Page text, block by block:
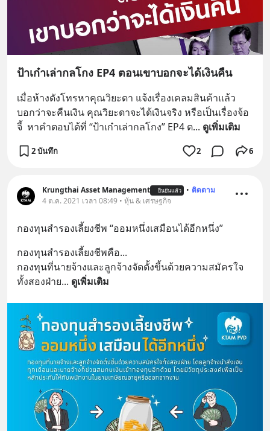
ป้าเก๋าเล่ากลโกง EP4 ตอนเขาบอกจะได้เงินคืน
เมื่อห้างดังโทรหาคุณวิยะดา แจ้งเรื่องเคลมสินค้าแล้ว
บอกว่าจะคืนเงิน คุณวิยะดาจะได้เงินจริง หรือเป็นเรื่องจ้อ
จี้  หาคำตอบได้ที่ “ป้าเก๋าเล่ากลโกง” EP4 ต... ดูเพิ่มเติม
2 บันทึก 2 6
Krungthai Asset Management ยืนยันแล้ว • ติดตาม
4 ต.ค. 2021 เวลา 08:49 • หุ้น & เศรษฐกิจ
กองทุนสำรองเลี้ยงชีพ “ออมหนึ่งเสมือนได้อีกหนึ่ง”
กองทุนสำรองเลี้ยงชีพคือ...
กองทุนที่นายจ้างและลูกจ้างจัดตั้งขี้นด้วยความสมัครใจ
ทั้งสองฝ่าย... ดูเพิ่มเติม